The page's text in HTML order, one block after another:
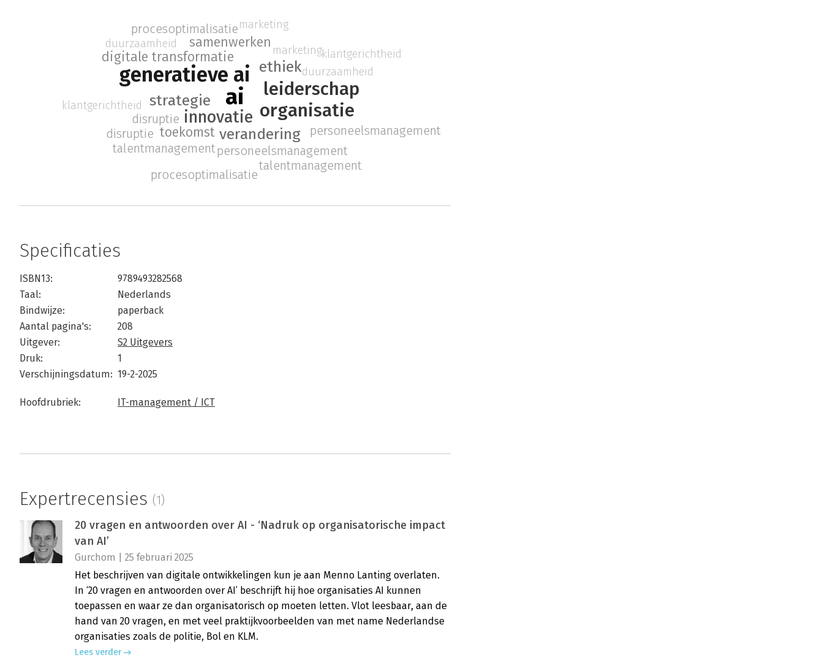
ai
generatieve ai
leiderschap
organisatie
innovatie
strategie
ethiek
verandering
digitale transformatie
toekomst
samenwerken
personeelsmanagement
disruptie
marketing
talentmanagement
duurzaamheid
klantgerichtheid
procesoptimalisatie
personeelsmanagement
disruptie
marketing
talentmanagement
duurzaamheid
klantgerichtheid
procesoptimalisatie
Specificaties
ISBN13:
9789493282568
Taal:
Nederlands
Bindwijze:
paperback
Aantal pagina's:
208
Uitgever:
S2 Uitgevers
Druk:
1
Verschijningsdatum: 19-2-2025
Hoofdrubriek: IT-management / ICT
Expertrecensies (1)
20 vragen en antwoorden over AI - ‘Nadruk op organisatorische impact
van AI’
Gurchom | 25 februari 2025
Het beschrijven van digitale ontwikkelingen kun je aan Menno Lanting overlaten.
In ‘20 vragen en antwoorden over AI’ beschrijft hij hoe organisaties AI kunnen
toepassen en waar ze dan organisatorisch op moeten letten. Vlot leesbaar, aan de
hand van 20 vragen, en met veel praktijkvoorbeelden van met name Nederlandse
organisaties zoals de politie, Bol en KLM.
Lees verder